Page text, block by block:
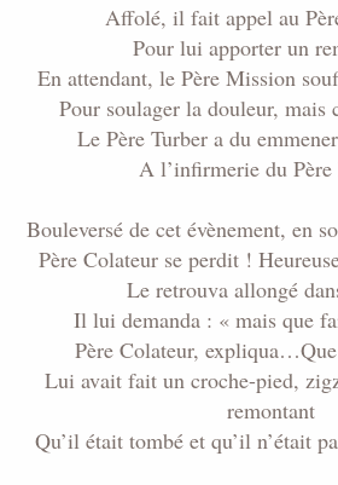
Affolé, il fait appel au
Pour lui apporter un
En attendant, le Père Mission
Pour soulager la douleur, mais
Le Père Turber a du
A l’infirmerie du Père
Bouleversé de cet évènement, en
Père Colateur se perdit !
Le retrouva allongé
Il lui demanda : « mais que
Père Colateur,
Lui avait fait un croche-pied,
remontant
Qu’il était tombé et qu’il n’était